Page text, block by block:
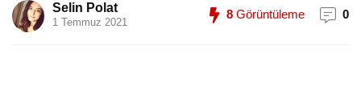
Selin Polat
1 Temmuz 2021
8 Görüntüleme 0